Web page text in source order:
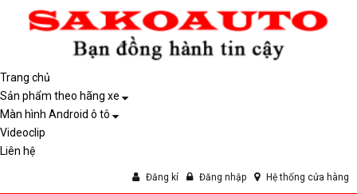
Trang chủ
Sản phẩm theo hãng xe
Màn hình Android ô tô
Videoclip
Liên hệ
Đăng kí Đăng nhập Hệ thống cửa hàng